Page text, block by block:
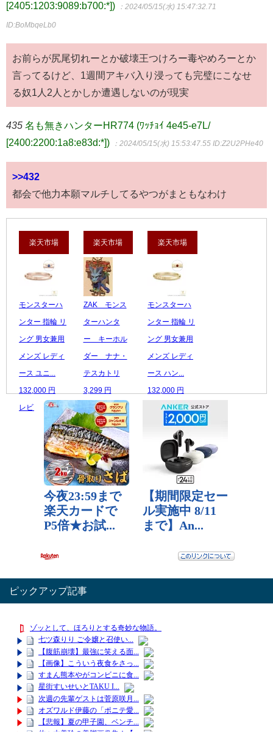
[2405:1203:9089:b700:*])
：2024/05/15(水) 15:47:32.71
ID:BoMbqeLb0
お前らが尻尾切れーとか破壊王つけろー毒やめろーとか
言ってるけど、1週間アキバ入り浸っても完璧にこなせ
る奴1人2人とかしか遭遇しないのが現実
435 名も無きハンターHR774 (ﾜｯﾁｮｲ 4e45-e7L/
[2400:2200:1a8:e83d:*])
：2024/05/15(水) 15:53:47.55 ID:Z2U2PHe40
>>432
都会で他力本願マルチしてるやつがまともなわけ
楽天市場
モンスターハ
ンター 指輪 リ
ング 男女兼用
メンズ レディ
ース ユニ...
132,000 円
レビュー数：0
楽天市場
ZAK モンス
ターハンタ
ー キーホル
ダー ナナ・
テスカトリ
3,299 円
レビュー数：0
楽天市場
モンスターハ
ンター 指輪 リ
ング 男女兼用
メンズ レディ
ース ハン...
132,000 円
レビュー数：0
ピックアップ記事